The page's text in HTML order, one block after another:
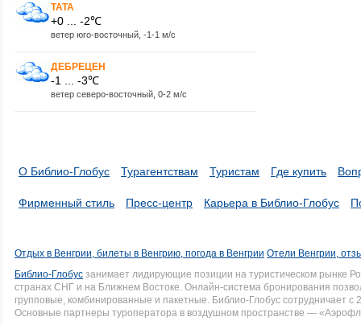
ТАТА
+0 ... -2℃
ветер юго-восточный, -1-1 м/с
ДЕБРЕЦЕН
-1 ... -3℃
ветер северо-восточный, 0-2 м/с
О Библио-Глобус Турагентствам Туристам Где купить
Фирменный стиль Пресс-центр Карьера в Библио-Глобус
Отдых в Венгрии, билеты в Венгрию, погода в Венгрии Отели Венгрии,
Библио-Глобус занимает лидирующие позиции на туристическом рынке
странах СНГ и на Ближнем Востоке. Онлайн-система бронирования
групповые, комбинированные и пакетные. Библио-Глобус сотрудничает
Основные партнеры туроператора в воздушном пространстве —